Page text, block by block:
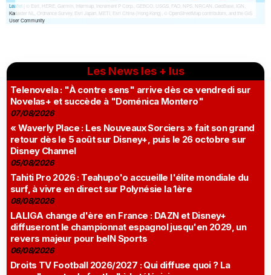
Les News les + lus
Telenovela : "À contre sens" arrive dès ce vendredi sur
Novelas+ et succède à "Doménica Montero"
07/08/2026
« Waverly Place : Les Nouveaux Sorciers » fait son grand
retour dès le 5 août sur Disney+, puis le 26 octobre sur
Disney Channel
05/08/2026
Tahiti Pro 2026 : Teahupo'o accueille l'élite mondiale du
surf, à vivre en direct sur Polynésie la 1ère
08/08/2026
LALIGA change d'ère en France : DAZN et Disney+
diffuseront le championnat espagnol jusqu'en 2029, un
revers majeur pour beIN Sports
06/08/2026
Droits TV Football 2026/2027 : Qui diffuse quoi ? La